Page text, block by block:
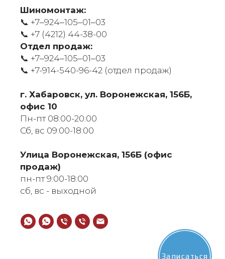
Шиномонтаж:
📞 +7‒924‒105‒01‒03
📞 +7 (4212) 44-38-00
Отдел продаж:
📞 +7‒924‒105‒01‒03
📞 +7-914-540-96-42 (отдел продаж)
г. Хабаровск, ул. Воронежская, 156Б,
офис 10
Пн-пт 08:00-20:00
Сб, вс 09:00-18:00
​Улица Воронежская, 156Б (офис
продаж)
пн-пт 9:00-18:00
сб, вс - выходной
Записаться